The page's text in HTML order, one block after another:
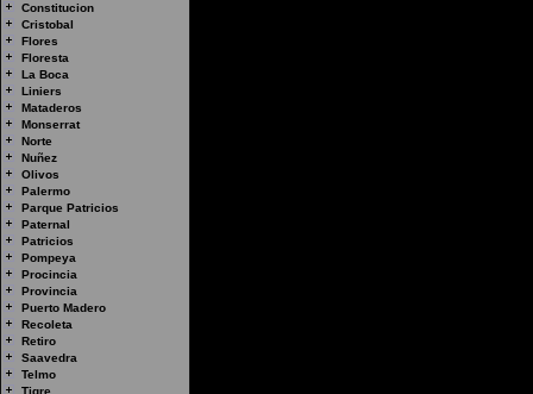
Constitucion
Cristobal
Flores
Floresta
La Boca
Liniers
Mataderos
Monserrat
Norte
Nuñez
Olivos
Palermo
Parque Patricios
Paternal
Patricios
Pompeya
Procincia
Provincia
Puerto Madero
Recoleta
Retiro
Saavedra
Telmo
Tigre